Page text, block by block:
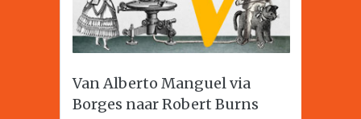
Van Alberto Manguel via
Borges naar Robert Burns